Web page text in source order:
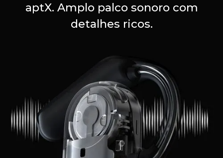
aptX. Amplo palco sonoro com
detalhes ricos.